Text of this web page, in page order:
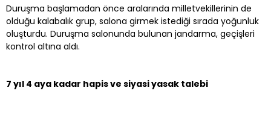
Duruşma başlamadan önce aralarında milletvekillerinin de
olduğu kalabalık grup, salona girmek istediği sırada yoğunluk
oluşturdu. Duruşma salonunda bulunan jandarma, geçişleri
kontrol altına aldı.
7 yıl 4 aya kadar hapis ve siyasi yasak talebi